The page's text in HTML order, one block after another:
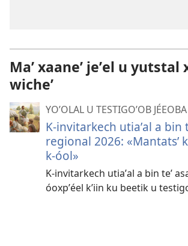
Maʼ xaaneʼ jeʼel u yutstal
wicheʼ
YOʼOLAL U TESTIGOʼOB JÉEOBA
K-invitarkech utiaʼal a bin
regional 2026: «Mantatsʼ
k-óol»
K-invitarkech utiaʼal a bin teʼ
óoxpʼéel kʼiin ku beetik u